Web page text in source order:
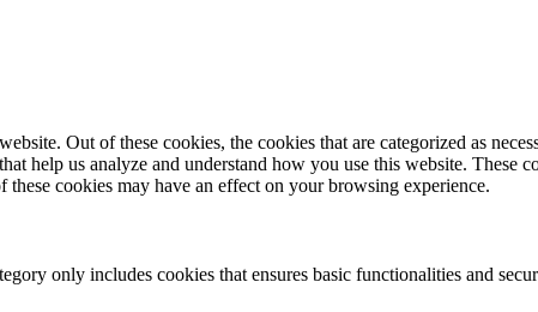
Out of these cookies, the cookies that are categorized as
help us analyze and understand how you use this website.
cookies may have an effect on your browsing experience.
only includes cookies that ensures basic functionalities and